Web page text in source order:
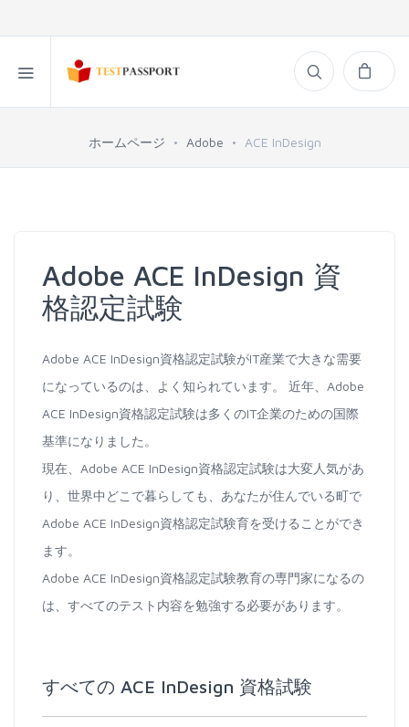
ホームページ Adobe ACE InDesign
Adobe ACE InDesign 資
格認定試験
Adobe ACE InDesign資格認定試験がIT産業で大きな需要
になっているのは、よく知られています。 近年、Adobe
ACE InDesign資格認定試験は多くのIT企業のための国際
基準になりました。
現在、Adobe ACE InDesign資格認定試験は大変人気があ
り、世界中どこで暮らしても、あなたが住んでいる町で
Adobe ACE InDesign資格認定試験育を受けることができ
ます。
Adobe ACE InDesign資格認定試験教育の専門家になるの
は、すべてのテスト内容を勉強する必要があります。
すべての ACE InDesign 資格試験